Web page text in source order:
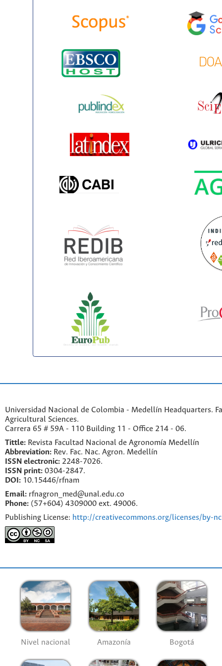
Universidad Nacional de Colombia - Medellín Headquarters.
Agricultural Sciences.
Carrera 65 # 59A - 110 Building 11 - Office 214 - 06.
Tittle: Revista Facultad Nacional de Agronomía Medellín
Abbreviation: Rev. Fac. Nac. Agron. Medellín
ISSN electronic: 2248-7026.
ISSN print: 0304-2847.
DOI: 10.15446/rfnam
Email: rfnagron_med@unal.edu.co
Phone: (57+604) 4309000 ext. 49006.
Publishing License: http://creativecommons.org/licenses/by-
Nivel nacional Amazonía Bogotá